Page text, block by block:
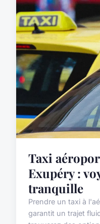
Taxi
Exupéry :
tranquille
Prendre un taxi à
garantit un trajet